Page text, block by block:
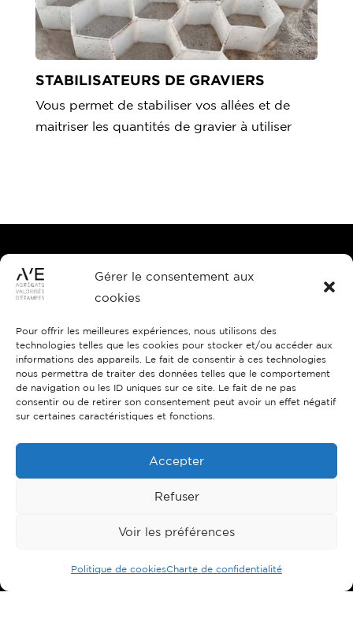
Gérer le consentement aux
cookies
Pour offrir les meilleures expériences, nous utilisons des
technologies telles que les cookies pour stocker et/ou accéder aux
informations des appareils. Le fait de consentir à ces technologies
nous permettra de traiter des données telles que le comportement
de navigation ou les ID uniques sur ce site. Le fait de ne pas
consentir ou de retirer son consentement peut avoir un effet négatif
sur certaines caractéristiques et fonctions.
Accepter
Refuser
Voir les préférences
Politique de cookiesCharte de confidentialité
STABILISATEURS DE GRAVIERS
Vous permet de stabiliser vos allées et de
maitriser les quantités de gravier à utiliser
Vendredi : 6h30-12h et 13h-16h
Route de Brières-les-Scellés